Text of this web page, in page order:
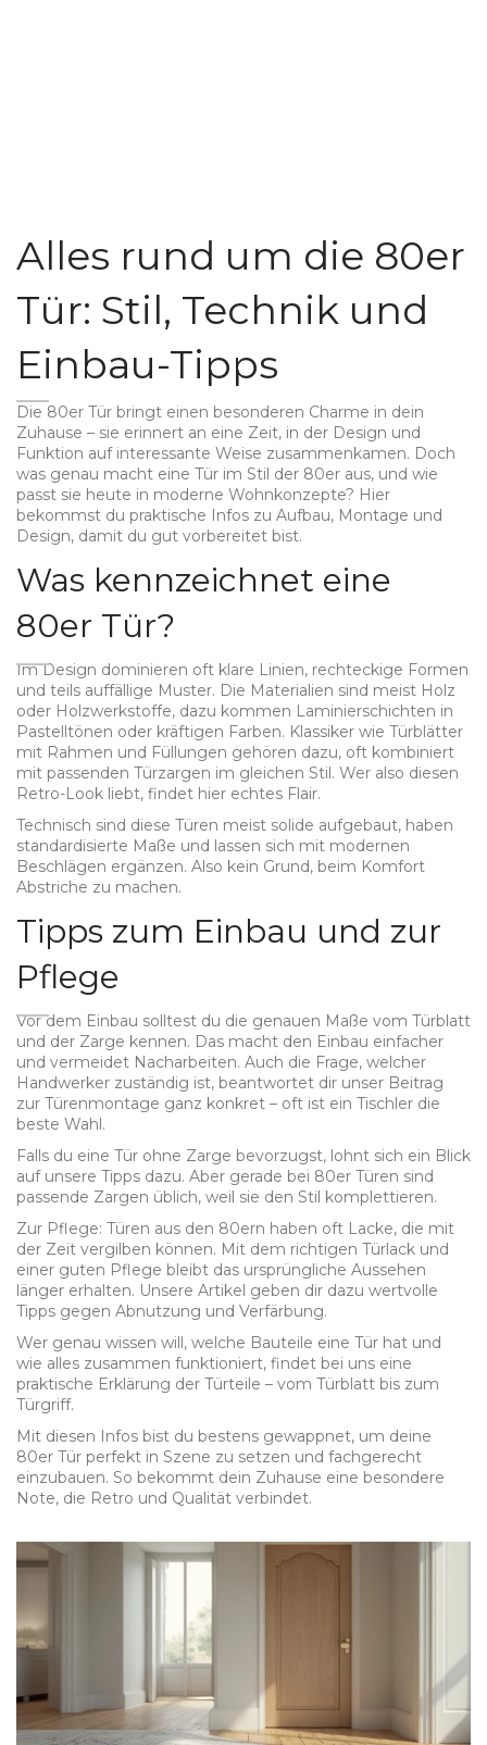
Alles rund um die 80er
Tür: Stil, Technik und
Einbau-Tipps
Die 80er Tür bringt einen besonderen Charme in dein
Zuhause – sie erinnert an eine Zeit, in der Design und
Funktion auf interessante Weise zusammenkamen. Doch
was genau macht eine Tür im Stil der 80er aus, und wie
passt sie heute in moderne Wohnkonzepte? Hier
bekommst du praktische Infos zu Aufbau, Montage und
Design, damit du gut vorbereitet bist.
Was kennzeichnet eine
80er Tür?
Im Design dominieren oft klare Linien, rechteckige Formen
und teils auffällige Muster. Die Materialien sind meist Holz
oder Holzwerkstoffe, dazu kommen Laminierschichten in
Pastelltönen oder kräftigen Farben. Klassiker wie Türblätter
mit Rahmen und Füllungen gehören dazu, oft kombiniert
mit passenden Türzargen im gleichen Stil. Wer also diesen
Retro-Look liebt, findet hier echtes Flair.
Technisch sind diese Türen meist solide aufgebaut, haben
standardisierte Maße und lassen sich mit modernen
Beschlägen ergänzen. Also kein Grund, beim Komfort
Abstriche zu machen.
Tipps zum Einbau und zur
Pflege
Vor dem Einbau solltest du die genauen Maße vom Türblatt
und der Zarge kennen. Das macht den Einbau einfacher
und vermeidet Nacharbeiten. Auch die Frage, welcher
Handwerker zuständig ist, beantwortet dir unser Beitrag
zur Türenmontage ganz konkret – oft ist ein Tischler die
beste Wahl.
Falls du eine Tür ohne Zarge bevorzugst, lohnt sich ein Blick
auf unsere Tipps dazu. Aber gerade bei 80er Türen sind
passende Zargen üblich, weil sie den Stil komplettieren.
Zur Pflege: Türen aus den 80ern haben oft Lacke, die mit
der Zeit vergilben können. Mit dem richtigen Türlack und
einer guten Pflege bleibt das ursprüngliche Aussehen
länger erhalten. Unsere Artikel geben dir dazu wertvolle
Tipps gegen Abnutzung und Verfärbung.
Wer genau wissen will, welche Bauteile eine Tür hat und
wie alles zusammen funktioniert, findet bei uns eine
praktische Erklärung der Türteile – vom Türblatt bis zum
Türgriff.
Mit diesen Infos bist du bestens gewappnet, um deine
80er Tür perfekt in Szene zu setzen und fachgerecht
einzubauen. So bekommt dein Zuhause eine besondere
Note, die Retro und Qualität verbindet.